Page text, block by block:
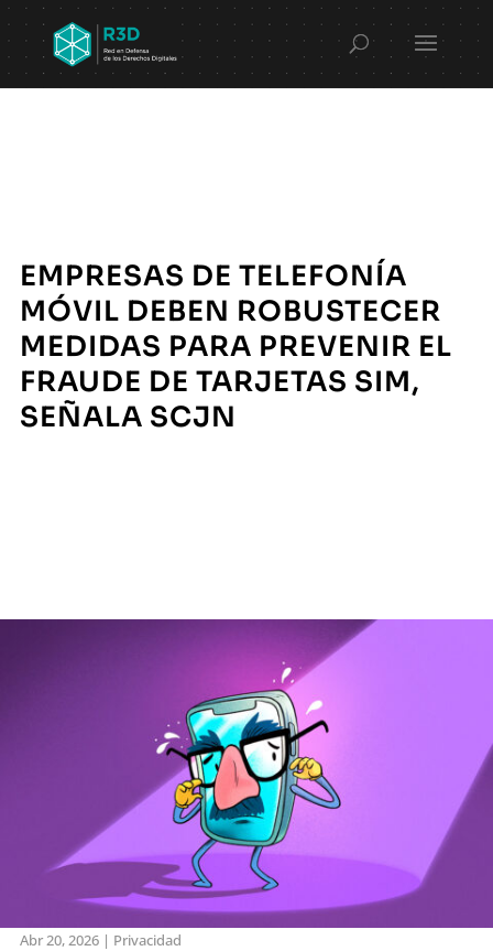
EMPRESAS DE TELEFONÍA
MÓVIL DEBEN ROBUSTECER
MEDIDAS PARA PREVENIR EL
FRAUDE DE TARJETAS SIM,
SEÑALA SCJN
Abr 20, 2026| Privacidad